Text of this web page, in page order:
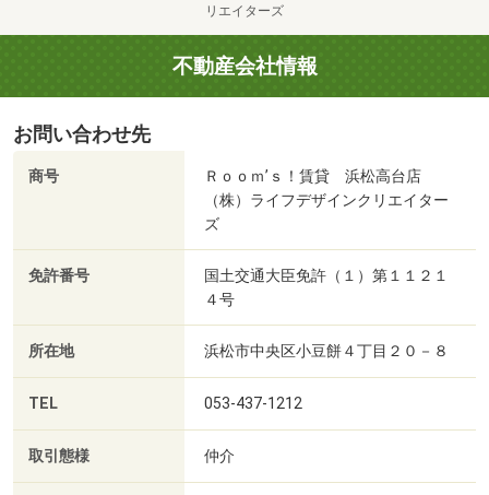
リエイターズ
不動産会社情報
お問い合わせ先
商号
Ｒｏｏｍ’ｓ！賃貸 浜松高台店
（株）ライフデザインクリエイター
ズ
免許番号
国土交通大臣免許（１）第１１２１
４号
所在地 浜松市中央区小豆餅４丁目２０－８
TEL 053-437-1212
取引態様 仲介